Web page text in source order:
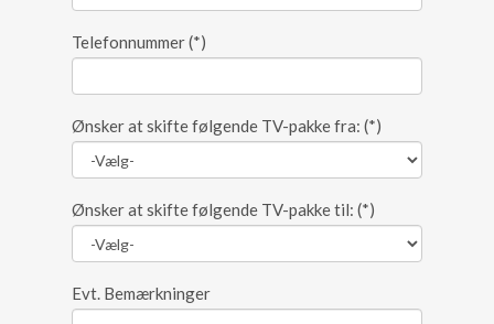
Telefonnummer(*)
Ønsker at skifte følgende TV-pakke fra: (*)
Ønsker at skifte følgende TV-pakke til: (*)
Evt. Bemærkninger